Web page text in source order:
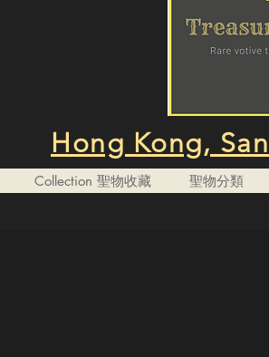
Hong Kong,
Collection 聖物收藏 聖物分類